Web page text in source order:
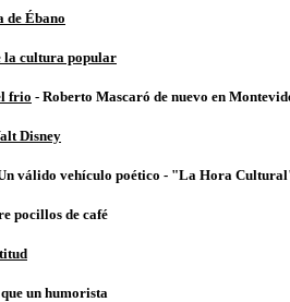
de Ébano
la cultura popular
frio - Roberto Mascaró de nuevo en
Disney
válido vehículo poético - "La Hora
pocillos de café
un humorista